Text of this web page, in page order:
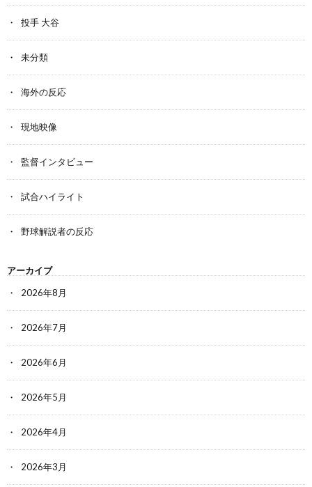
投手 大谷
未分類
海外の反応
現地映像
監督インタビュー
試合ハイライト
野球解説者の反応
アーカイブ
2026年8月
2026年7月
2026年6月
2026年5月
2026年4月
2026年3月